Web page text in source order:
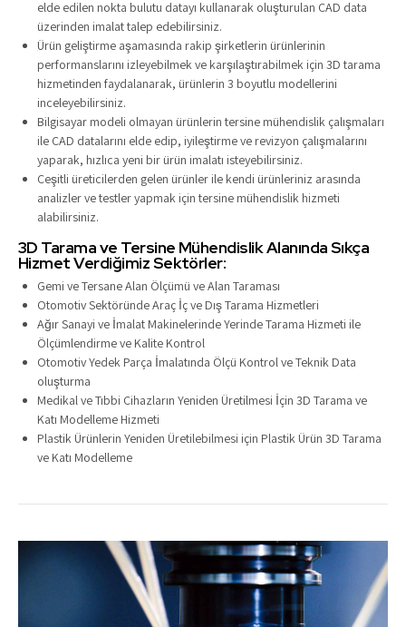
elde edilen nokta bulutu datayı kullanarak oluşturulan CAD data
üzerinden imalat talep edebilirsiniz.
Ürün geliştirme aşamasında rakip şirketlerin ürünlerinin
performanslarını izleyebilmek ve karşılaştırabilmek için 3D tarama
hizmetinden faydalanarak, ürünlerin 3 boyutlu modellerini
inceleyebilirsiniz.
Bilgisayar modeli olmayan ürünlerin tersine mühendislik çalışmaları
ile CAD datalarını elde edip, iyileştirme ve revizyon çalışmalarını
yaparak, hızlıca yeni bir ürün imalatı isteyebilirsiniz.
Çeşitli üreticilerden gelen ürünler ile kendi ürünleriniz arasında
analizler ve testler yapmak için tersine mühendislik hizmeti
alabilirsiniz.
3D Tarama ve Tersine Mühendislik Alanında Sıkça
Hizmet Verdiğimiz Sektörler:
Gemi ve Tersane Alan Ölçümü ve Alan Taraması
Otomotiv Sektöründe Araç İç ve Dış Tarama Hizmetleri
Ağır Sanayi ve İmalat Makinelerinde Yerinde Tarama Hizmeti ile
Ölçümlendirme ve Kalite Kontrol
Otomotiv Yedek Parça İmalatında Ölçü Kontrol ve Teknik Data
oluşturma
Medikal ve Tıbbi Cihazların Yeniden Üretilmesi İçin 3D Tarama ve
Katı Modelleme Hizmeti
Plastik Ürünlerin Yeniden Üretilebilmesi için Plastik Ürün 3D Tarama
ve Katı Modelleme